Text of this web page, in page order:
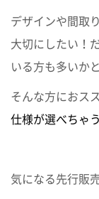
デザインや間取
大切にしたい！
いる方も多いか
そんな方におス
仕様が選べちゃ
気になる先行販